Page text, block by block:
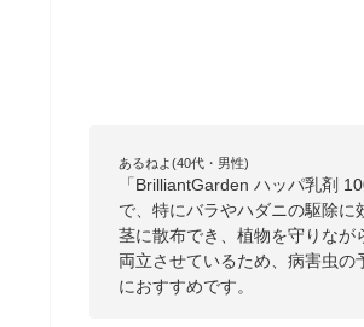
あるねよ(40代・男性)
「BrilliantGarden ハッパ乳剤
で、特にバラやハダニの駆除
茎に散布でき、植物を守りな
両立させているため、病害虫
におすすめです。